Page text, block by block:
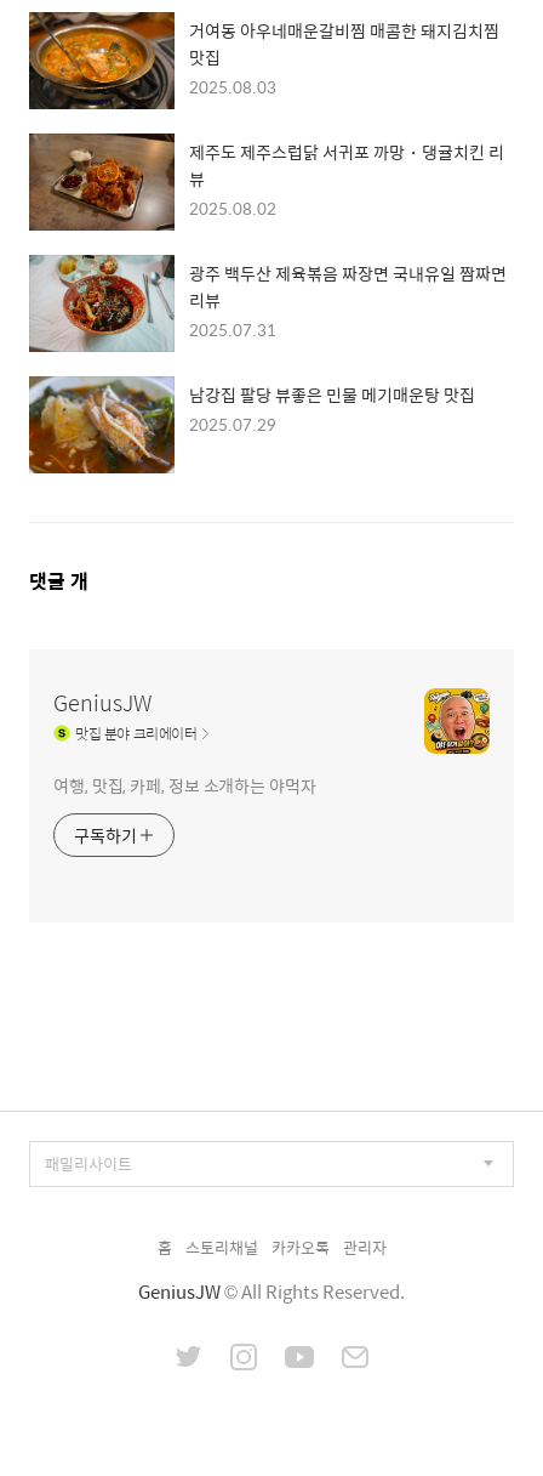
거여동 아우네매운갈비찜 매콤한 돼지김치찜
맛집
2025.08.03
제주도 제주스럽닭 서귀포 까망・댕귤치킨 리
뷰
2025.08.02
광주 백두산 제육볶음 짜장면 국내유일 짬짜면
리뷰
2025.07.31
남강집 팔당 뷰좋은 민물 메기매운탕 맛집
2025.07.29
댓
댓글 개
GeniusJW
맛집분야 크리에이터
여행, 맛집, 카페, 정보 소개하는 야먹자
구독하기
홈 스토리채널 카카오톡 관리자
GeniusJW© All Rights Reserved.